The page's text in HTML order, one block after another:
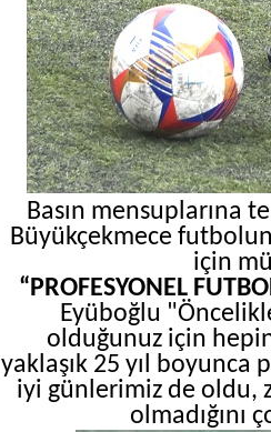
Basın mensuplarına
Büyükçekmece
için
“PROFESYONEL
Eyüboğlu
olduğunuz için
yaklaşık 25 yıl
iyi günlerimiz de oldu,
olmadığını